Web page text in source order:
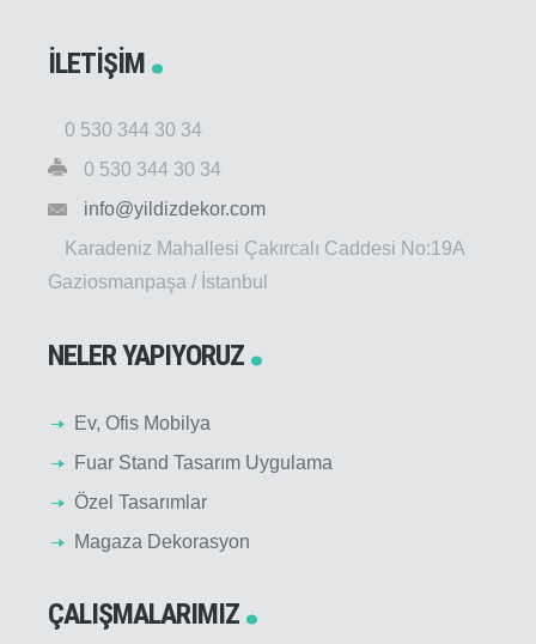
İLETIŞIM
0 530 344 30 34
0 530 344 30 34
info@yildizdekor.com
Karadeniz Mahallesi Çakırcalı Caddesi No:19A
Gaziosmanpaşa / İstanbul
NELER YAPIYORUZ
Ev, Ofis Mobilya
Fuar Stand Tasarım Uygulama
Özel Tasarımlar
Magaza Dekorasyon
ÇALIŞMALARIMIZ